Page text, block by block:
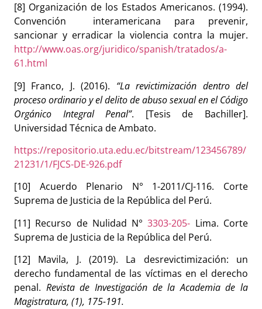
[8] Organización de los Estados Americanos. (1994).
Convención interamericana para prevenir,
sancionar y erradicar la violencia contra la mujer.
http://www.oas.org/juridico/spanish/tratados/a-
61.html
[9] Franco, J. (2016). “La revictimización dentro del
proceso ordinario y el delito de abuso sexual en el Código
Orgánico Integral Penal”. [Tesis de Bachiller].
Universidad Técnica de Ambato.
https://repositorio.uta.edu.ec/bitstream/123456789/
21231/1/FJCS-DE-926.pdf
[10] Acuerdo Plenario N° 1-2011/CJ-116. Corte
Suprema de Justicia de la República del Perú.
[11] Recurso de Nulidad N° 3303-205- Lima. Corte
Suprema de Justicia de la República del Perú.
[12] Mavila, J. (2019). La desrevictimización: un
derecho fundamental de las víctimas en el derecho
penal. Revista de Investigación de la Academia de la
Magistratura, (1), 175-191.